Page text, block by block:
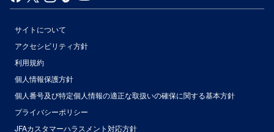
サイトについて
アクセシビリティ方針
利用規約
個人情報保護方針
個人番号及び特定個人情報の適正な取扱いの確保に関する基本方針
プライバシーポリシー
JFAカスタマーハラスメント対応方針